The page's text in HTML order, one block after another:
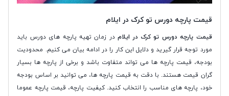
قیمت پارچه دورس تو کرک در ایلام
قیمت پارچه دورس تو کرک در ایلامدر زمان تهیه پارچه های دورس باید
مورد توجه قرار گیرید و دلایل این کار را در ادامه بیان می کنیم. محدودیت
بودجه، قیمت پارچه ها می تواند متفاوت باشد و برخی از پارچه ها بسیار
گران قیمت هستند. با دقت به قیمت پارچه ها، می توانید بر اساس بودجه
خود، پارچه های مناسب را انتخاب کنید. کیفیت پارچه، قیمت پارچه عموما